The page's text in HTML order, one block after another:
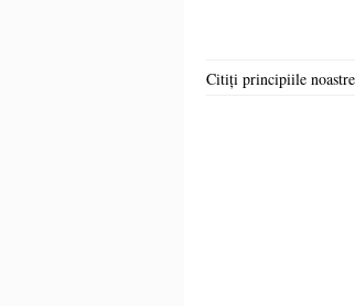
Citiți principiile